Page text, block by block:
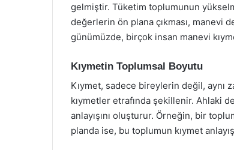
gelmiştir. Tüketim toplumunun
değerlerin ön plana çıkması, manevi
günümüzde, birçok insan manevi
Kıymetin Toplumsal Boyutu
Kıymet, sadece bireylerin değil, aynı
kıymetler etrafında şekillenir. Ahlaki
anlayışını oluşturur. Örneğin, bir
planda ise, bu toplumun kıymet